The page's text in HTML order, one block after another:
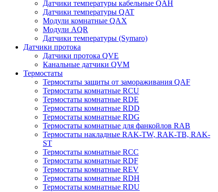
Датчики температуры кабельные QAH
Датчики температуры QAT
Модули комнатные QAX
Модули AQR
Датчики температуры (Symaro)
Датчики протока
Датчики протока QVE
Канальные датчики QVM
Термостаты
Термостаты защиты от замораживания QAF
Термостаты комнатные RCU
Термостаты комнатные RDE
Термостаты комнатные RDD
Термостаты комнатные RDG
Термостаты комнатные для фанкойлов RAB
Термостаты накладные RAK-TW, RAK-TB, RAK-
ST
Термостаты комнатные RCC
Термостаты комнатные RDF
Термостаты комнатные REV
Термостаты комнатные RDH
Термостаты комнатные RDU